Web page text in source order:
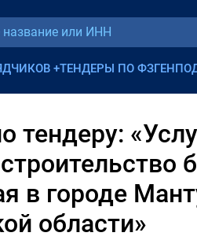
+ТЕНДЕРЫ ПО ФЗ
тендеру:
в городе
области»